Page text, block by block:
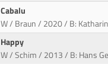
Cabalu
W / Braun / 2020 / B:
Happy
W / Schim / 2013 / B: Hans